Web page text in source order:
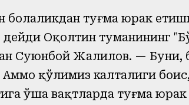
туғма юрак
Оқолтин туманининг
Суюнбой Жалилов. — Буни,
Аммо қўлимиз калталиги
ўша вақтларда туғма